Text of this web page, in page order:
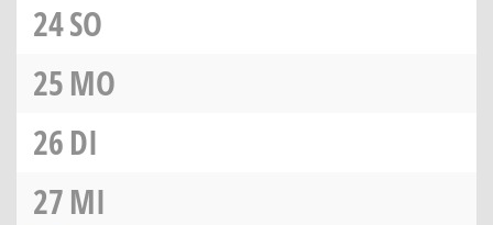
24SO
25MO
26DI
27MI